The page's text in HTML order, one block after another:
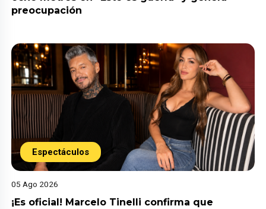
preocupación
Espectáculos
05 Ago 2026
¡Es oficial! Marcelo Tinelli confirma que